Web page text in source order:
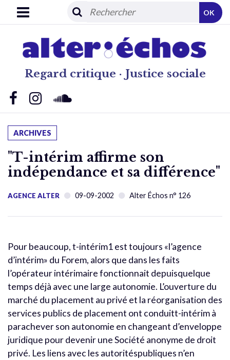
Regard critique · Justice sociale
OK
ARCHIVES
"T-intérim affirme son
indépendance et sa différence"
AGENCE ALTER 09-09-2002 Alter Échos n° 126
Pour beaucoup, t-intérim1 est toujours «l’agence
d’intérim» du Forem, alors que dans les faits
l’opérateur intérimaire fonctionnait depuisquelque
temps déjà avec une large autonomie. L’ouverture du
marché du placement au privé et la réorganisation des
services publics de placement ont conduitt-intérim à
parachever son autonomie en changeant d’enveloppe
juridique pour devenir une Société anonyme de droit
privé. Les liens avec les autoritéspubliques n’en